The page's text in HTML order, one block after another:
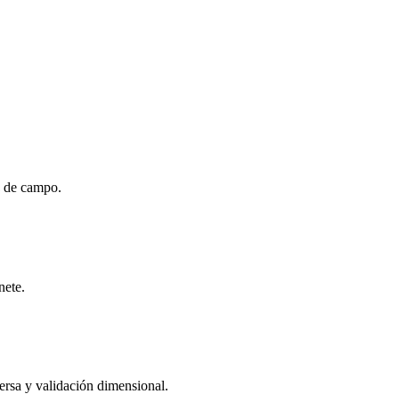
campo.
y validación dimensional.